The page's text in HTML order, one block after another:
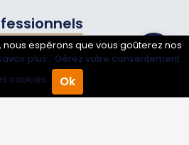
Agenda
pro
mon entreprise
nous espérons que vous goûterez nos
plus. Gérez votre consentement
cookies.
Ok